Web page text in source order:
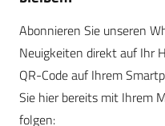
Abonnieren Sie unseren
Neuigkeiten direkt auf Ihr
QR-Code auf Ihrem
Sie hier bereits mit Ihrem
folgen: